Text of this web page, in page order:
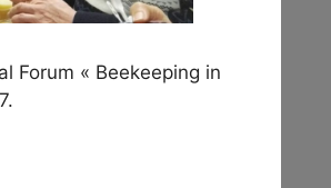
Forum « Beekeeping in